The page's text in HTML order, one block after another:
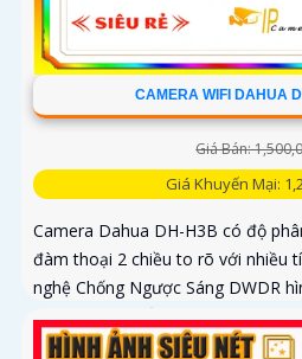
CAMERA WIFI DAHUA
Giá Bán:
Giá Khuyến Mại:
Camera Dahua DH-H3B có độ
đàm thoại 2 chiều to rõ với nhiều
nghệ Chống Ngược Sáng DWDR
phát hiện chuyển động phân biệt
khác, Hồng ngoại 10m cho giám